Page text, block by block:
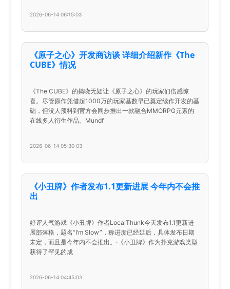
2026-06-14 06:15:03
《原子之心》开发商访谈 详细介绍新作《The
CUBE》情况
《The CUBE》的揭晓无疑让《原子之心》的玩家们倍感惊
喜。尽管原作凭借超1000万的玩家基数早已奠定续作开发的基
础，但没人预料到官方会同步推出一款融合MMORPG元素的
在线多人衍生作品。Mundf
2026-06-14 05:30:03
《小丑牌》作者发布1.1更新进展 今年内不会推
出
好评人气游戏《小丑牌》作者LocalThunk今天发布1.1更新进
展部落格，题名“I’m Slow”，称进度已经延后，具体发布日期
未定，而且是今年内不会推出。·《小丑牌》作为扑克游戏类型
获得了罕见的成
2026-06-14 04:45:03